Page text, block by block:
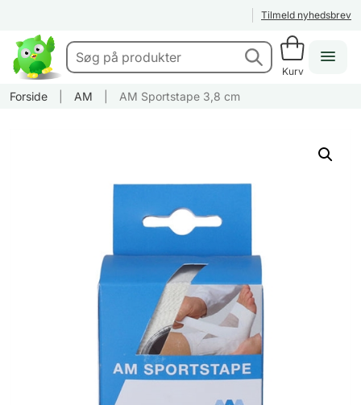
Tilmeld nyhedsbrev
Kurv
Forside AM AM Sportstape 3,8 cm